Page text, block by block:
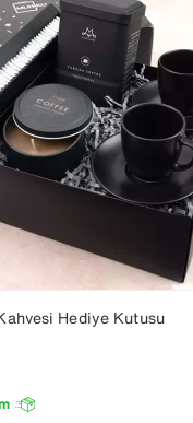
Hediye Kutusu